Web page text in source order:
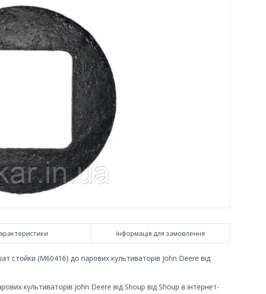
Інформація для замовлення
стойки (M60416) до парових культиваторів John Deere від
культиваторів John Deere від Shoup від Shoup в інтернет-